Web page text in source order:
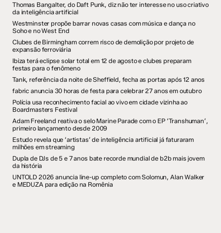
Thomas Bangalter, do Daft Punk, diz não ter interesse no uso criativo
da inteligência artificial
Westminster propõe barrar novas casas com música e dança no
Soho e no West End
Clubes de Birmingham correm risco de demolição por projeto de
expansão ferroviária
Ibiza terá eclipse solar total em 12 de agosto e clubes preparam
festas para o fenômeno
Tank, referência da noite de Sheffield, fecha as portas após 12 anos
fabric anuncia 30 horas de festa para celebrar 27 anos em outubro
Polícia usa reconhecimento facial ao vivo em cidade vizinha ao
Boardmasters Festival
Adam Freeland reativa o selo Marine Parade com o EP ‘Transhuman’,
primeiro lançamento desde 2009
Estudo revela que ‘artistas’ de inteligência artificial já faturaram
milhões em streaming
Dupla de DJs de 5 e 7 anos bate recorde mundial de b2b mais jovem
da história
UNTOLD 2026 anuncia line-up completo com Solomun, Alan Walker
e MEDUZA para edição na Romênia